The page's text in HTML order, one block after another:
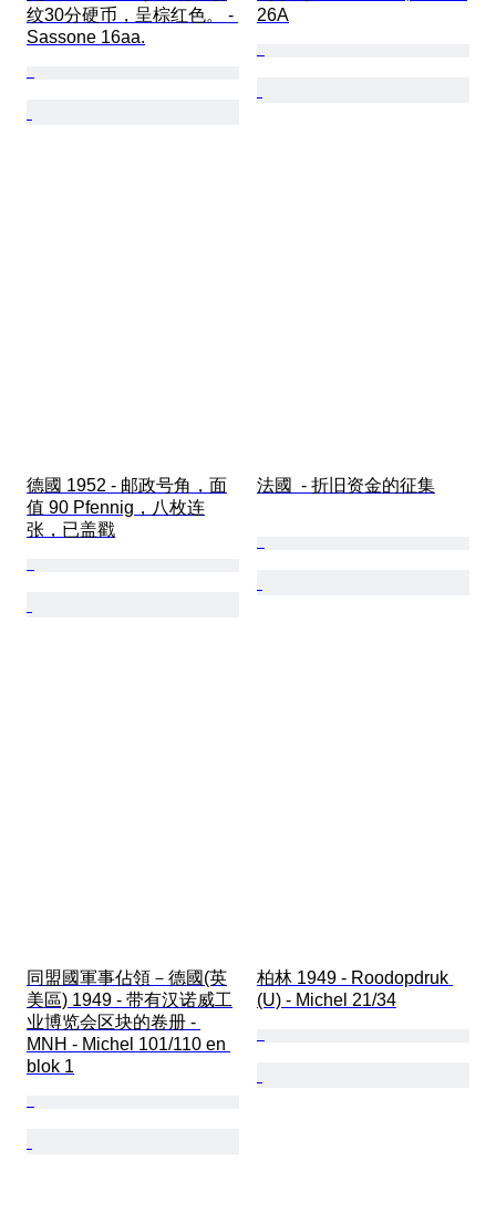
纹30分硬币，呈棕红色。 -
Sassone 16aa.
26A
德國 1952 - 邮政号角，面
值 90 Pfennig，八枚连
张，已盖戳
法國  - 折旧资金的征集
同盟國軍事佔領－德國(英
美區) 1949 - 带有汉诺威工
业博览会区块的卷册 -
MNH - Michel 101/110 en
blok 1
柏林 1949 - Roodopdruk
(U) - Michel 21/34